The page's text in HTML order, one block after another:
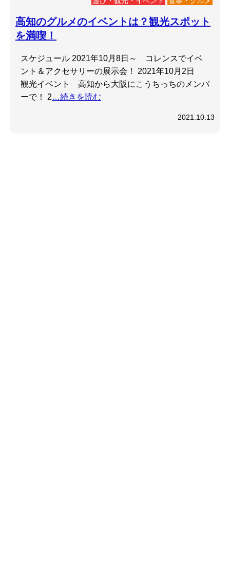
高知のグルメのイベントは？観光スポット
を満喫！
スケジュール 2021年10月8日～ コレンスでイベ
ント＆アクセサリーの展示会！ 2021年10月2日
観光イベント 高知から大阪にこうちっちのメンバ
ーで！ 2…続きを読む
2021.10.13